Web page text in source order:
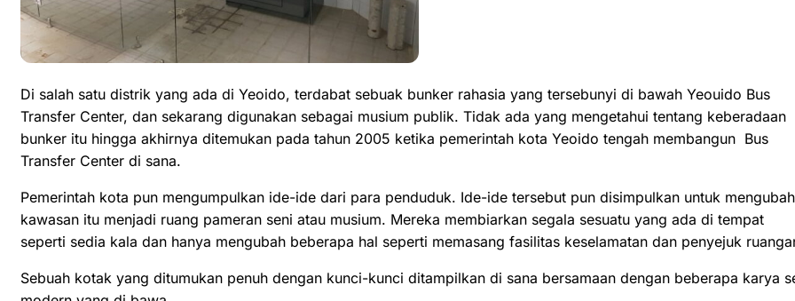
Di salah satu distrik yang ada di Yeoido, terdabat sebuak bunker rahasia yang tersebunyi di bawah Yeouido Bus
Transfer Center, dan sekarang digunakan sebagai musium publik. Tidak ada yang mengetahui tentang keberadaan
bunker itu hingga akhirnya ditemukan pada tahun 2005 ketika pemerintah kota Yeoido tengah membangun Bus
Transfer Center di sana.
Pemerintah kota pun mengumpulkan ide-ide dari para penduduk. Ide-ide tersebut pun disimpulkan untuk mengubah
kawasan itu menjadi ruang pameran seni atau musium. Mereka membiarkan segala sesuatu yang ada di tempat
seperti sedia kala dan hanya mengubah beberapa hal seperti memasang fasilitas keselamatan dan penyejuk
Sebuah kotak yang ditumukan penuh dengan kunci-kunci ditampilkan di sana bersamaan dengan beberapa karya